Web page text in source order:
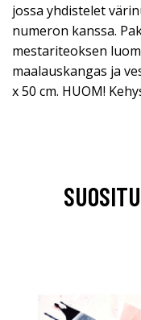
jossa yhdistelet
numeron kanssa.
mestariteoksen
maalauskangas ja
x 50 cm. HUOM!